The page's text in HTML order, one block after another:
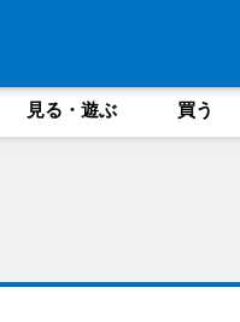
見る・遊ぶ 買う